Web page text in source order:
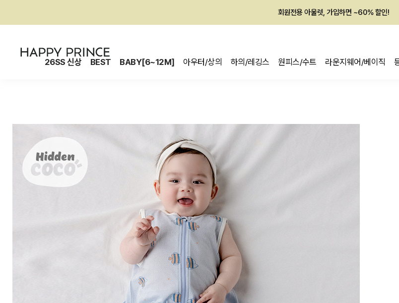
회원전용 아울렛, 가입하면 ~60% 할인!
26SS 신상 BEST BABY[6~12M] 아우터/상의 하의/레깅스 원피스/수트 라운지웨어/베이직